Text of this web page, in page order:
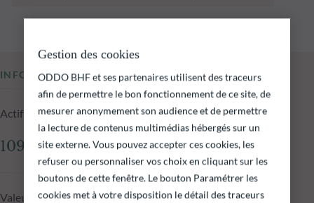
INFORMATIONS CLÉS
Actif net du fonds au 05.08.2026
109,18 M€
Valeur liquidative au 05.08.2026
Gestion des cookies
ODDO BHF et ses partenaires utilisent des traceurs
afin de permettre le bon fonctionnement de ce site, de
mesurer anonymement son audience et de permettre
la lecture de contenus multimédias hébergés sur un
site externe. Vous pouvez accepter ces cookies, les
refuser ou personnaliser vos choix en cliquant sur les
boutons de cette fenêtre. Le bouton Paramétrer les
cookies met à votre disposition le détail des traceurs